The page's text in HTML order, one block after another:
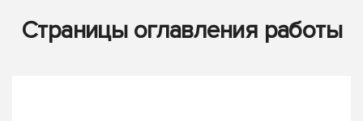
Страницы оглавления работы